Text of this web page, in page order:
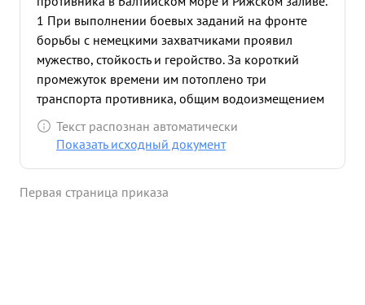
1 При выполнении боевых заданий на фронте
борьбы с немецкими захватчиками проявил
мужество, стойкость и геройство. За короткий
промежуток времени им потоплено три
транспорта противника, общим водоизмещением
в 27.000 тонн, за что награжден двумя орденами "
расного Знамени". После этих наград сделал
и уничтожение транспортов противника, был
Текст распознан автоматически
Показать исходный документ
Первая страница приказа